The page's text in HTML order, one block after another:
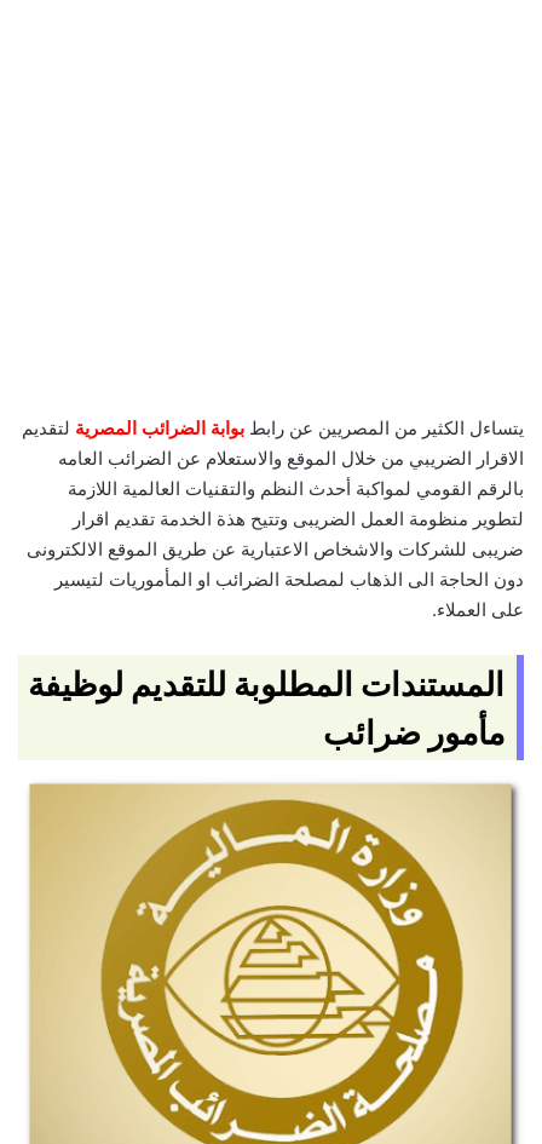
يتساءل الكثير من المصريين عن رابط بوابة الضرائب المصرية لتقديم
الاقرار الضريبي من خلال الموقع والاستعلام عن الضرائب العامه
بالرقم القومي لمواكبة أحدث النظم والتقنيات العالمية اللازمة
لتطوير منظومة العمل الضريبى وتتيح هذة الخدمة تقديم اقرار
ضريبى للشركات والاشخاص الاعتبارية عن طريق الموقع الالكترونى
دون الحاجة الى الذهاب لمصلحة الضرائب او المأموريات لتيسير
على العملاء.
المستندات المطلوبة للتقديم لوظيفة
مأمور ضرائب